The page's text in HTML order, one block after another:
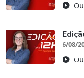
6/08/